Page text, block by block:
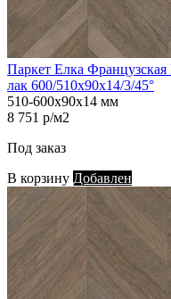
Паркет Елка
лак 600/510х90х14/3/45°
510-600х90х14 мм
8 751 р/м2
Под заказ
В корзину Добавлен